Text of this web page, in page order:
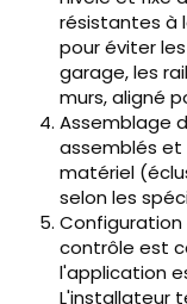
résistantes à
pour éviter
garage, les
murs, aligné
Assemblage
assemblés et
matériel
selon les
Configuration
contrôle est
l'application
L'installateur